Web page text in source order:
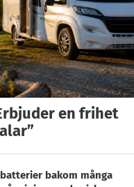
en frihet
bakom många